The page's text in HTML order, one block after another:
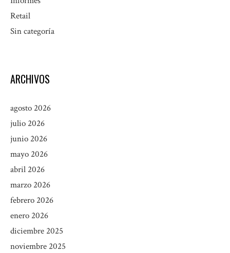
Retail
Sin categoría
ARCHIVOS
agosto 2026
julio 2026
junio 2026
mayo 2026
abril 2026
marzo 2026
febrero 2026
enero 2026
diciembre 2025
noviembre 2025